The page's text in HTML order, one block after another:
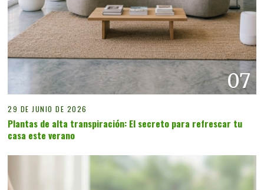
07
29 DE JUNIO DE 2026
Plantas de alta transpiración: El secreto para refrescar tu
casa este verano